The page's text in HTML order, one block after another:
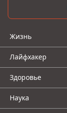
Жизнь
Лайфхакер
Здоровье
Наука